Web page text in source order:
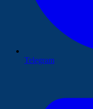
Telegram